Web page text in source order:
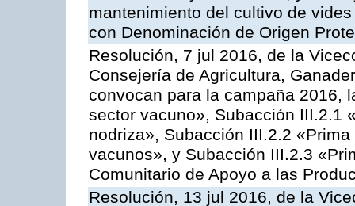
mantenimiento del cultivo de
con Denominación de Origen
Resolución, 7 jul 2016, de la
Consejería de Agricultura,
convocan para la campaña 2016,
sector vacuno», Subacción III.2.1
nodriza», Subacción III.2.2
vacunos», y Subacción III.2.3
Comunitario de Apoyo a las
Resolución, 13 jul 2016, de la